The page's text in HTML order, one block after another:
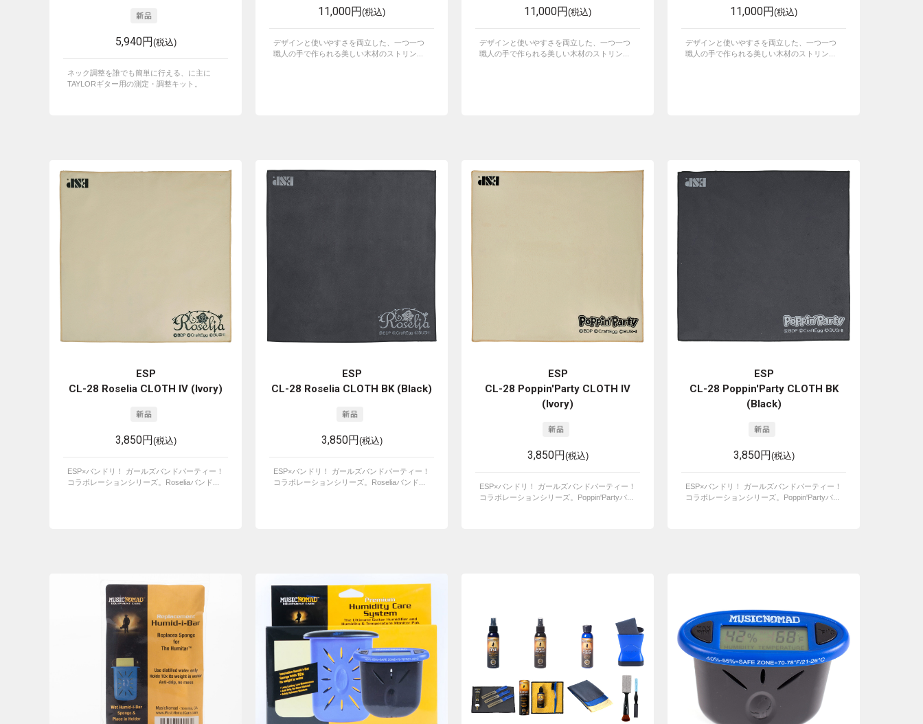
5,940円(税込)
ネック調整を誰でも簡単に行える、に主に
TAYLORギター用の測定・調整キット。
11,000円(税込)
デザインと使いやすさを両立した、一つ一つ
職人の手で作られる美しい木材のストリン...
11,000円(税込)
デザインと使いやすさを両立した、一つ一つ
職人の手で作られる美しい木材のストリン...
11,000円(税込)
デザインと使いやすさを両立した、一つ一つ
職人の手で作られる美しい木材のストリン...
ESP
CL-28 Roselia CLOTH IV (Ivory)
3,850円(税込)
ESP×バンドリ！ ガールズバンドパーティー！
コラボレーションシリーズ。Roseliaバンド...
ESP
CL-28 Roselia CLOTH BK (Black)
3,850円(税込)
ESP×バンドリ！ ガールズバンドパーティー！
コラボレーションシリーズ。Roseliaバンド...
ESP
CL-28 Poppin'Party CLOTH IV
(Ivory)
3,850円(税込)
ESP×バンドリ！ ガールズバンドパーティー！
コラボレーションシリーズ。Poppin'Partyバ...
ESP
CL-28 Poppin'Party CLOTH BK
(Black)
3,850円(税込)
ESP×バンドリ！ ガールズバンドパーティー！
コラボレーションシリーズ。Poppin'Partyバ...